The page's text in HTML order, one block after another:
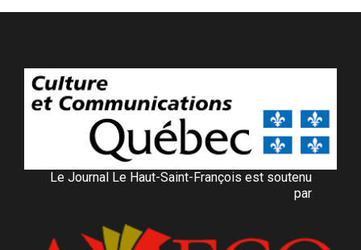
Le Journal Le Haut-Saint-François est soutenu
par